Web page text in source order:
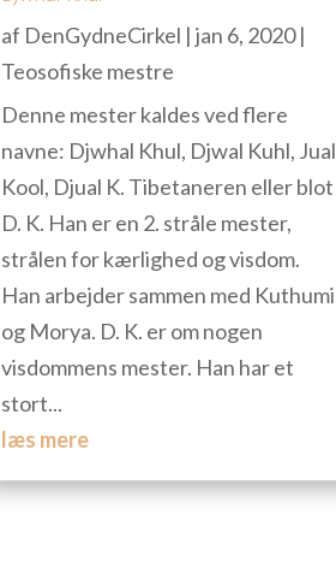
af DenGydneCirkel | jan 6, 2020|
Teosofiske mestre
Denne mester kaldes ved flere
navne: Djwhal Khul, Djwal Kuhl, Jual
Kool, Djual K. Tibetaneren eller blot
D. K. Han er en 2. stråle mester,
strålen for kærlighed og visdom.
Han arbejder sammen med Kuthumi
og Morya. D. K. er om nogen
visdommens mester. Han har et
stort...
læs mere